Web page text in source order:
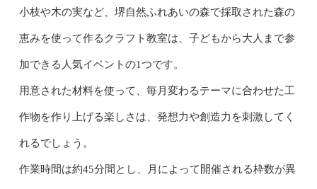
小枝や木の実など、堺自然ふれあいの森で採取された森の
恵みを使って作るクラフト教室は、子どもから大人まで参
加できる人気イベントの1つです。
用意された材料を使って、毎月変わるテーマに合わせた工
作物を作り上げる楽しさは、発想力や創造力を刺激してく
れるでしょう。
作業時間は約45分間とし、月によって開催される枠数が異